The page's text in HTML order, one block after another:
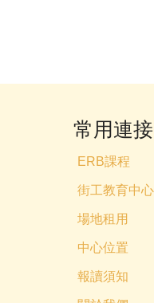
常用連接
ERB課程
街工教育中心
場地租用
中心位置
報讀須知